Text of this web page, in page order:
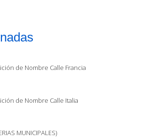
de Nombre Calle Francia
de Nombre Calle Italia
MUNICIPALES)